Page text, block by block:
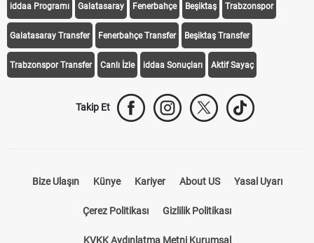
iddaa Programı Galatasaray Fenerbahçe Beşiktaş Trabzonspor
Galatasaray Transfer Fenerbahçe Transfer Beşiktaş Transfer
Trabzonspor Transfer Canlı İzle iddaa Sonuçları Aktif Sayaç
Takip Et
Bize Ulaşın Künye Kariyer About US Yasal Uyarı
Çerez Politikası Gizlilik Politikası
KVKK Aydınlatma Metni Kurumsal